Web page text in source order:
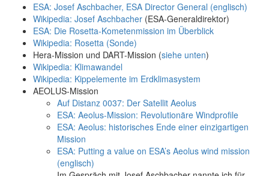
ESA: Josef Aschbacher, ESA Director General (englisch)
Wikipedia: Josef Aschbacher (ESA-Generaldirektor)
ESA: Die Rosetta-Kometenmission im Überblick
Wikipedia: Rosetta (Sonde)
Hera-Mission und DART-Mission (siehe unten)
Wikipedia: Klimawandel
Wikipedia: Kippelemente im Erdklimasystem
AEOLUS-Mission
Auf Distanz 0037: Der Satellit Aeolus
ESA: Aeolus-Mission: Revolutionäre Windprofile
ESA: Aeolus: historisches Ende einer einzigartigen
Mission
ESA: Putting a value on ESA’s Aeolus wind mission
(englisch)